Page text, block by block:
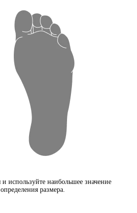
используйте наибольшее значение
размера.